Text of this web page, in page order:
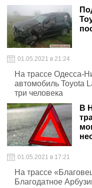
01.05.2021 в 21:24
На трассе Одесса-
автомобиль Toyota
три человека
В
01.05.2021 в 17:21
На трассе
Благодатное